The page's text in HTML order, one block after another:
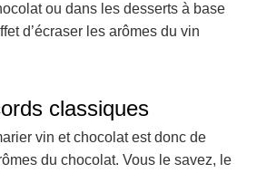
ou dans les desserts à base
d’écraser les arômes du vin
classiques
vin et chocolat est donc de
du chocolat. Vous le savez, le